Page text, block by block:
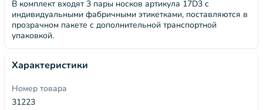
В комплект входят 3 пары носков артикула 17D3 с
индивидуальными фабричными этикетками, поставляются в
прозрачном пакете с дополнительной транспортной
упаковкой.
Характеристики
Номер товара
31223